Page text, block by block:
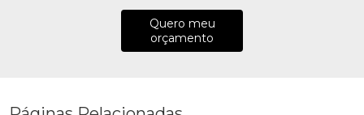
Quero meu
orçamento